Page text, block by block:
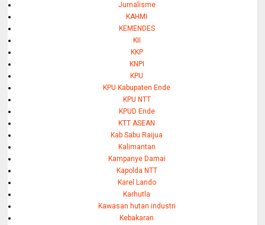
Jurnalisme
KAHMI
KEMENDES
KII
KKP
KNPI
KPU
KPU Kabupaten Ende
KPU NTT
KPUD Ende
KTT ASEAN
Kab Sabu Raijua
Kalimantan
Kampanye Damai
Kapolda NTT
Karel Lando
Karhutla
Kawasan hutan industri
Kebakaran